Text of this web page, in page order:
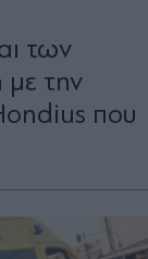
των
την
που